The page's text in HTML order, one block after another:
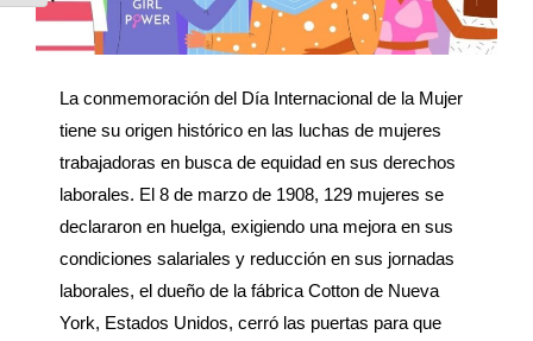
La conmemoración del Día Internacional de la Mujer
tiene su origen histórico en las luchas de mujeres
trabajadoras en busca de equidad en sus derechos
laborales. El 8 de marzo de 1908, 129 mujeres se
declararon en huelga, exigiendo una mejora en sus
condiciones salariales y reducción en sus jornadas
laborales, el dueño de la fábrica Cotton de Nueva
York, Estados Unidos, cerró las puertas para que